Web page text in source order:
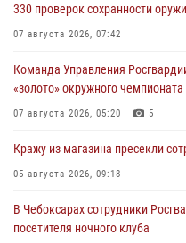
330 проверок сохранности
07 августа 2026, 07:42
Команда Управления
«золото» окружного
07 августа 2026, 05:20 5
Кражу из магазина пресекли
05 августа 2026, 09:18
В Чебоксарах сотрудники
посетителя ночного клуба